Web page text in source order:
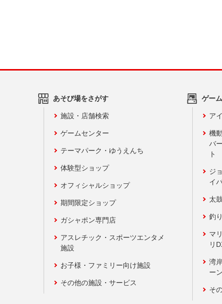
あそび場をさがす
施設・店舗検索
ゲームセンター
テーマパーク・ゆうえんち
体験型ショップ
オフィシャルショップ
期間限定ショップ
ガシャポン専門店
アスレチック・スポーツエンタメ
施設
お子様・ファミリー向け施設
その他の施設・サービス
ゲー
ア
機
バ
ト
ジ
イ
太
釣
マ
リ
湾
ー
そ